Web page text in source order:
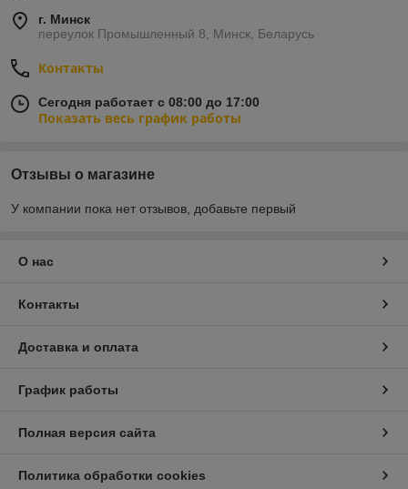
г. Минск
переулок Промышленный 8, Минск, Беларусь
Контакты
Сегодня работает с 08:00 до 17:00
Показать весь график работы
Отзывы о магазине
У компании пока нет отзывов, добавьте первый
О нас
Контакты
Доставка и оплата
График работы
Полная версия сайта
Политика обработки cookies